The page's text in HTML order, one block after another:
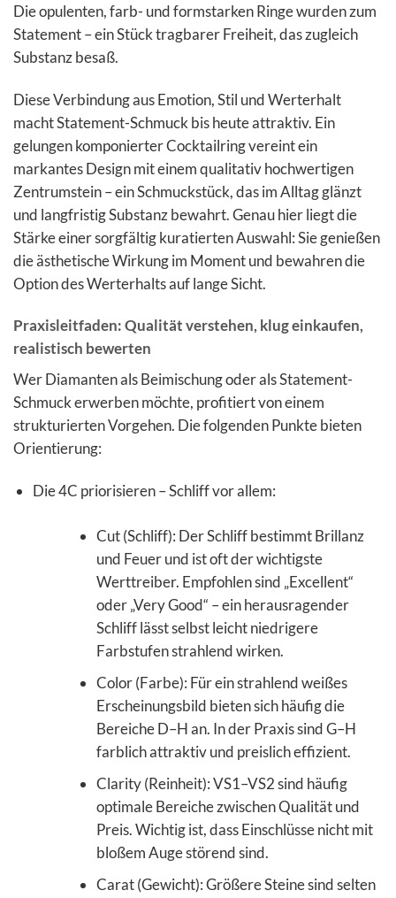
Die opulenten, farb- und formstarken Ringe wurden zum
Statement – ein Stück tragbarer Freiheit, das zugleich
Substanz besaß.
Diese Verbindung aus Emotion, Stil und Werterhalt
macht Statement-Schmuck bis heute attraktiv. Ein
gelungen komponierter Cocktailring vereint ein
markantes Design mit einem qualitativ hochwertigen
Zentrumstein – ein Schmuckstück, das im Alltag glänzt
und langfristig Substanz bewahrt. Genau hier liegt die
Stärke einer sorgfältig kuratierten Auswahl: Sie genießen
die ästhetische Wirkung im Moment und bewahren die
Option des Werterhalts auf lange Sicht.
Praxisleitfaden: Qualität verstehen, klug einkaufen,
realistisch bewerten
Wer Diamanten als Beimischung oder als Statement-
Schmuck erwerben möchte, profitiert von einem
strukturierten Vorgehen. Die folgenden Punkte bieten
Orientierung:
Die 4C priorisieren – Schliff vor allem:
Cut (Schliff): Der Schliff bestimmt Brillanz
und Feuer und ist oft der wichtigste
Werttreiber. Empfohlen sind „Excellent“
oder „Very Good“ – ein herausragender
Schliff lässt selbst leicht niedrigere
Farbstufen strahlend wirken.
Color (Farbe): Für ein strahlend weißes
Erscheinungsbild bieten sich häufig die
Bereiche D–H an. In der Praxis sind G–H
farblich attraktiv und preislich effizient.
Clarity (Reinheit): VS1–VS2 sind häufig
optimale Bereiche zwischen Qualität und
Preis. Wichtig ist, dass Einschlüsse nicht mit
bloßem Auge störend sind.
Carat (Gewicht): Größere Steine sind selten